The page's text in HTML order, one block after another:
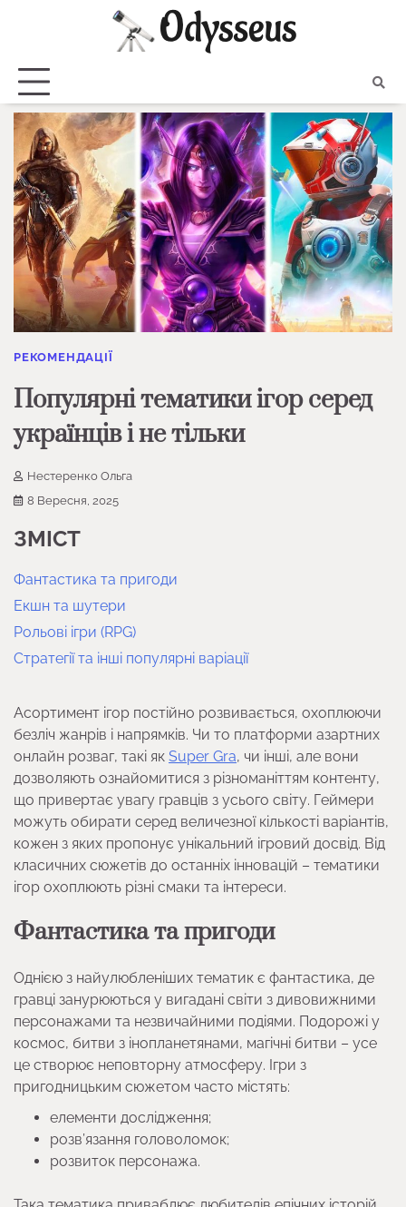
РЕКОМЕНДАЦІЇ
Популярні тематики ігор серед
українців і не тільки
Нестеренко Ольга
8 Вересня, 2025
ЗМІСТ
Фантастика та пригоди
Екшн та шутери
Рольові ігри (RPG)
Стратегії та інші популярні варіації
Асортимент ігор постійно розвивається, охоплюючи
безліч жанрів і напрямків. Чи то платформи азартних
онлайн розваг, такі як Super Gra, чи інші, але вони
дозволяють ознайомитися з різноманіттям контенту,
що привертає увагу гравців з усього світу. Геймери
можуть обирати серед величезної кількості варіантів,
кожен з яких пропонує унікальний ігровий досвід. Від
класичних сюжетів до останніх інновацій – тематики
ігор охоплюють різні смаки та інтереси.
Фантастика та пригоди
Однією з найулюбленіших тематик є фантастика, де
гравці занурюються у вигадані світи з дивовижними
персонажами та незвичайними подіями. Подорожі у
космос, битви з інопланетянами, магічні битви – усе
це створює неповторну атмосферу. Ігри з
пригодницьким сюжетом часто містять:
елементи дослідження;
розв’язання головоломок;
розвиток персонажа.